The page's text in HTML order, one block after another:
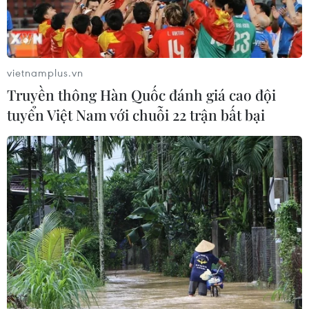
đời
08/08/2026 06:00
08/08/2026 04:16
Thổ Nhĩ Kỳ tăng cường
truy quét IS, bắt giữ hơn
100 nghi phạm
07/08/2026 14:55
Tây Ban Nha triệt phá
đường dây buôn người
xuyên Địa Trung Hải
07/08/2026 12:13
vietnamplus.vn
Truyền thông Hàn Quốc đánh giá cao đội
tuyển Việt Nam với chuỗi 22 trận bất bại